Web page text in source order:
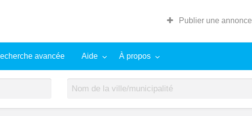
Publier une annonce
avancée Aide À propos